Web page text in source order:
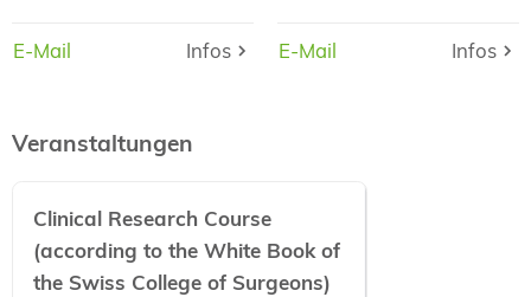
E-Mail Infos
E-Mail Infos E-Mail Infos
E-Mail Infos
Veranstaltungen
Clinical Research Course
(according to the White Book of
the Swiss College of Surgeons)